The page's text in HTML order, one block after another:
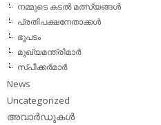
നമ്മുടെ കടല്‍ മത്സ്യങ്ങള്‍
പ്രതിപക്ഷനേതാക്കള്‍
ഭൂപടം
മുഖ്യമന്ത്രിമാര്‍
സ്പീക്കര്‍മാര്‍
News
Uncategorized
അവാര്‍ഡുകള്‍